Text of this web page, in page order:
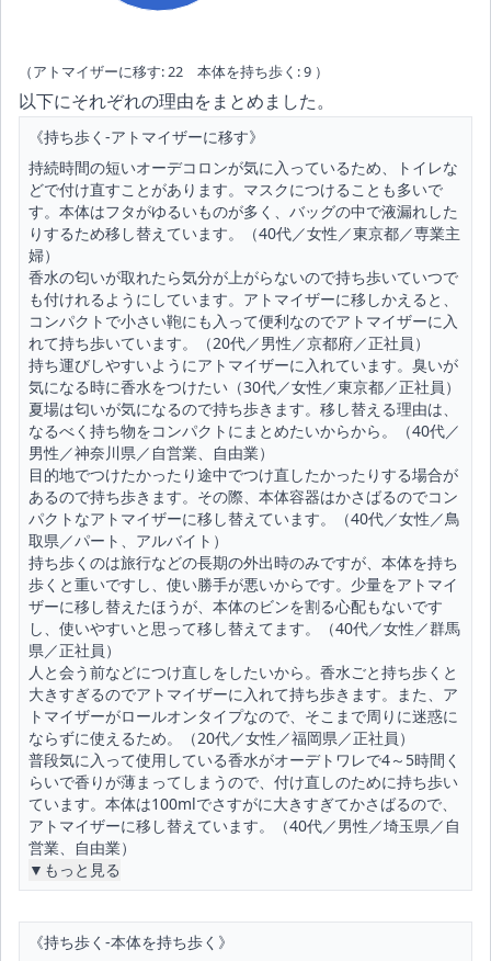
（アトマイザーに移す: 22 本体を持ち歩く: 9 ）
以下にそれぞれの理由をまとめました。
《持ち歩く-アトマイザーに移す》
持続時間の短いオーデコロンが気に入っているため、トイレな
どで付け直すことがあります。マスクにつけることも多いで
す。本体はフタがゆるいものが多く、バッグの中で液漏れした
りするため移し替えています。（40代／女性／東京都／専業主
婦）
香水の匂いが取れたら気分が上がらないので持ち歩いていつで
も付けれるようにしています。アトマイザーに移しかえると、
コンパクトで小さい鞄にも入って便利なのでアトマイザーに入
れて持ち歩いています。（20代／男性／京都府／正社員）
持ち運びしやすいようにアトマイザーに入れています。臭いが
気になる時に香水をつけたい（30代／女性／東京都／正社員）
夏場は匂いが気になるので持ち歩きます。移し替える理由は、
なるべく持ち物をコンパクトにまとめたいからから。（40代／
男性／神奈川県／自営業、自由業）
目的地でつけたかったり途中でつけ直したかったりする場合が
あるので持ち歩きます。その際、本体容器はかさばるのでコン
パクトなアトマイザーに移し替えています。（40代／女性／鳥
取県／パート、アルバイト）
持ち歩くのは旅行などの長期の外出時のみですが、本体を持ち
歩くと重いですし、使い勝手が悪いからです。少量をアトマイ
ザーに移し替えたほうが、本体のビンを割る心配もないです
し、使いやすいと思って移し替えてます。（40代／女性／群馬
県／正社員）
人と会う前などにつけ直しをしたいから。香水ごと持ち歩くと
大きすぎるのでアトマイザーに入れて持ち歩きます。また、ア
トマイザーがロールオンタイプなので、そこまで周りに迷惑に
ならずに使えるため。（20代／女性／福岡県／正社員）
普段気に入って使用している香水がオーデトワレで4～5時間く
らいで香りが薄まってしまうので、付け直しのために持ち歩い
ています。本体は100mlでさすがに大きすぎてかさばるので、
アトマイザーに移し替えています。（40代／男性／埼玉県／自
営業、自由業）
▼もっと見る
《持ち歩く-本体を持ち歩く》